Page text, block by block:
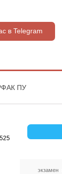
в Telegram
ПУ
экзамен
525